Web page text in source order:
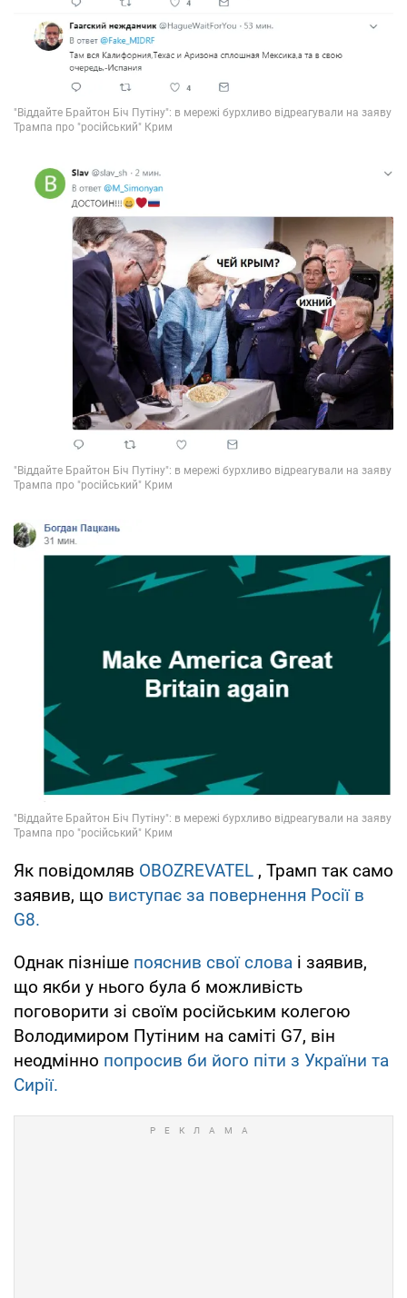
Як повідомляв OBOZREVATEL , Трамп так само
заявив, що виступає за повернення Росії в
G8.
Однак пізніше пояснив свої слова і заявив,
що якби у нього була б можливість
поговорити зі своїм російським колегою
Володимиром Путіним на саміті G7, він
неодмінно попросив би його піти з України та
Сирії.